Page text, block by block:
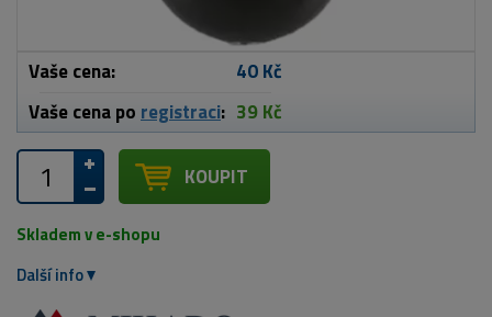
Vaše cena:
40 Kč
Vaše cena po registraci: 39 Kč
KOUPIT
Skladem v e-shopu
Další info